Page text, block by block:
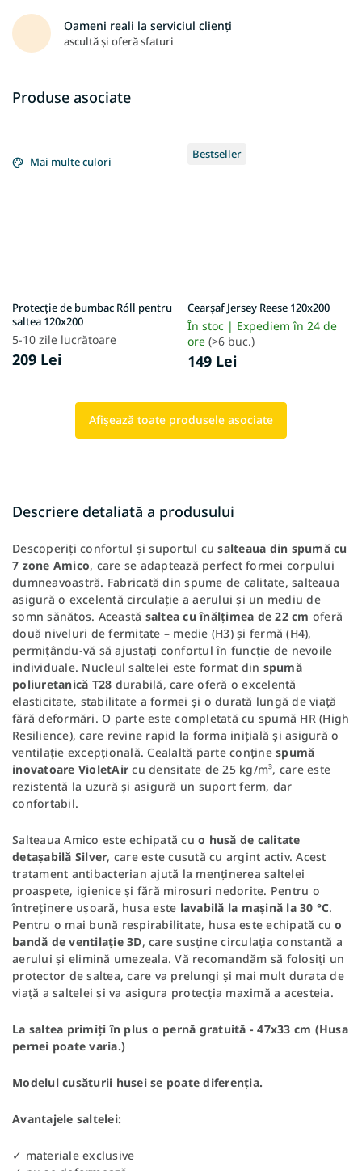
Oameni reali la serviciul clienți
ascultă și oferă sfaturi
Produse asociate
Mai multe culori
Protecție de bumbac Róll pentru
saltea 120x200
5-10 zile lucrătoare
209 Lei
Bestseller
Cearșaf Jersey Reese 120x200
În stoc | Expediem în 24 de
ore (>6 buc.)
149 Lei
Afişează toate produsele asociate
Descriere detaliată a produsului
Descoperiți confortul și suportul cusalteaua din spumă cu
7 zone Amico, care se adaptează perfect formei corpului
dumneavoastră. Fabricată din spume de calitate, salteaua
asigură o excelentă circulație a aerului și un mediu de
somn sănătos. Această saltea cu înălțimea de 22 cm oferă
două niveluri de fermitate – medie (H3) și fermă (H4),
permițându-vă să ajustați confortul în funcție de nevoile
individuale. Nucleul saltelei este format din spumă
poliuretanică T28 durabilă, care oferă o excelentă
elasticitate, stabilitate a formei și o durată lungă de viață
fără deformări. O parte este completată cu spumă HR (High
Resilience), care revine rapid la forma inițială și asigură o
ventilație excepțională. Cealaltă parte conține spumă
inovatoare VioletAir cu densitate de 25 kg/m³, care este
rezistentă la uzură și asigură un suport ferm, dar
confortabil.
Salteaua Amico este echipată cu o husă de calitate
detașabilă Silver, care este cusută cu argint activ. Acest
tratament antibacterian ajută la menținerea saltelei
proaspete, igienice și fără mirosuri nedorite. Pentru o
întreținere ușoară, husa este lavabilă la mașină la 30 °C.
Pentru o mai bună respirabilitate, husa este echipată cuo
bandă de ventilație 3D, care susține circulația constantă a
aerului și elimină umezeala. Vă recomandăm să folosiți un
protector de saltea, care va prelungi și mai mult durata de
viață a saltelei și va asigura protecția maximă a acesteia.
La saltea primiți în plus o pernă gratuită -47x33 cm (Husa
pernei poate varia.)
Modelul cusăturii husei se poate diferenția.
Avantajele saltelei:
✓ materiale exclusive